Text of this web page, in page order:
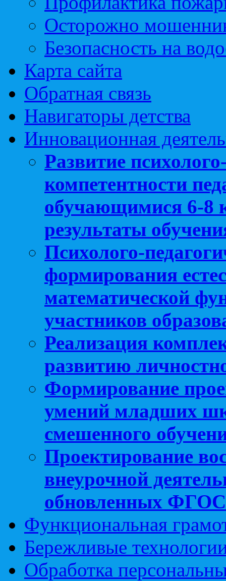
Осторожно
Безопасность на
Карта сайта
Обратная связь
Навигаторы детства
Инновационная
Развитие
компетентности
обучающимися 6-8
результаты
Психолого-
формирования
математической
участников
Реализация
развитию
Формирование
умений младших
смешенного
Проектирование
внеурочной
обновленных
Функциональная
Бережливые
Обработка